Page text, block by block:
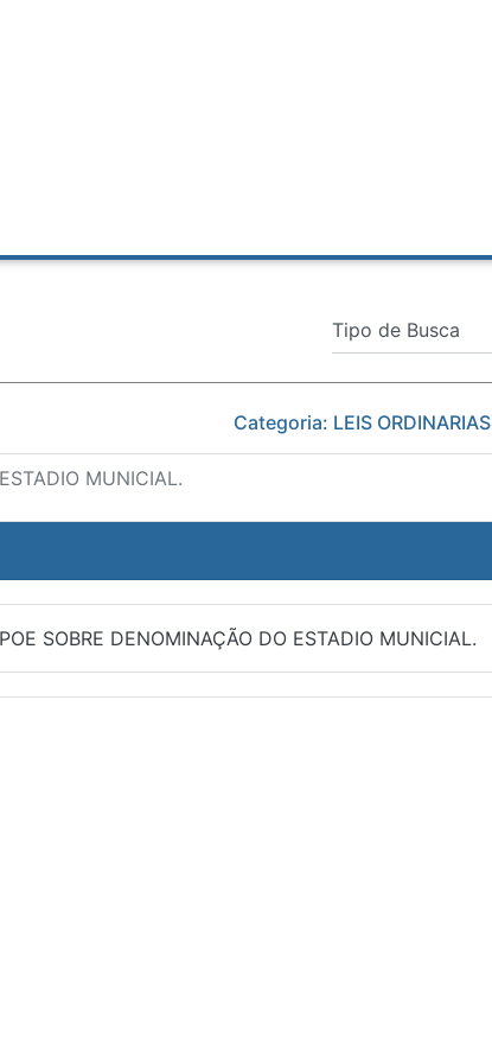
Categoria: LEIS ORDINARIAS
MUNICIAL.
SOBRE DENOMINAÇÃO DO ESTADIO MUNICIAL.